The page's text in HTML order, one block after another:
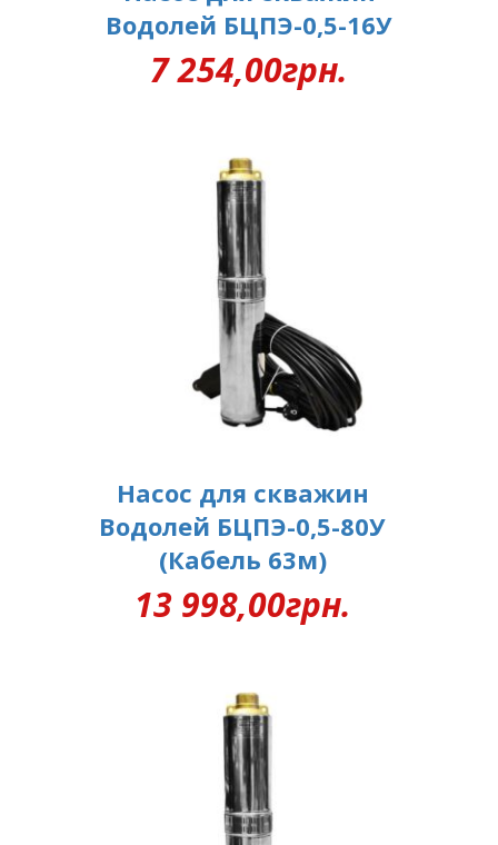
Водолей БЦПЭ-0,5-16У
7 254,00грн.
Насос для скважин
Водолей БЦПЭ-0,5-80У
(Кабель 63м)
13 998,00грн.